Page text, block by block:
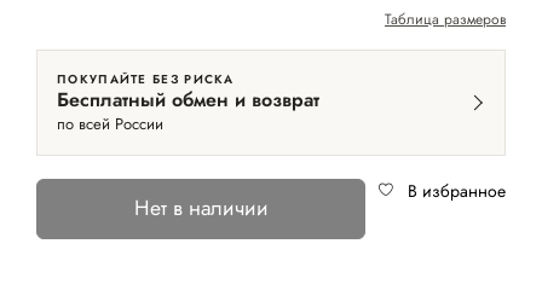
Таблица размеров
ПОКУПАЙТЕ БЕЗ РИСКА
Бесплатный обмен и возврат
по всей России
Нет в наличии
В избранное